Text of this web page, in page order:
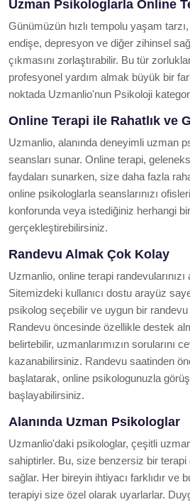
Uzman Psikologlarla Online
Günümüzün hızlı tempolu yaşam
endişe, depresyon ve diğer zihinsel
çıkmasını zorlaştırabilir. Bu tür
profesyonel yardım almak büyük bir
noktada Uzmanlio'nun Psikoloji
Online Terapi ile Rahatlık ve
Uzmanlio, alanında deneyimli uzman
seansları sunar. Online terapi,
faydaları sunarken, size daha fazla
online psikologlarla seanslarınızı
konforunda veya istediğiniz herhangi
gerçekleştirebilirsiniz.
Randevu Almak Çok Kolay
Uzmanlio, online terapi randevularınızı
Sitemizdeki kullanıcı dostu arayüz
psikolog seçebilir ve uygun bir
Randevu öncesinde özellikle destek
belirtebilir, uzmanlarımızın sorularını
kazanabilirsiniz. Randevu saatinden
başlatarak, online psikologunuzla
başlayabilirsiniz.
Alanında Uzman Psikologlar
Uzmanlio'daki psikologlar, çeşitli
sahiptirler. Bu, size benzersiz bir terapi
sağlar. Her bireyin ihtiyacı farklıdır ve
terapiyi size özel olarak uyarlarlar.